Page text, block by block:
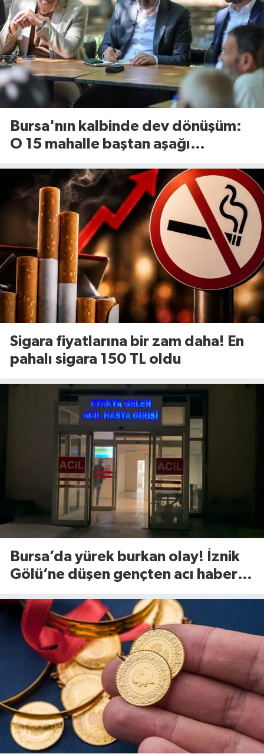
Bursa'nın kalbinde dev dönüşüm:
O 15 mahalle baştan aşağı
Sigara fiyatlarına bir zam daha! En
pahalı sigara 150 TL oldu
Bursa’da yürek burkan olay! İznik
Gölü’ne düşen gençten acı haber